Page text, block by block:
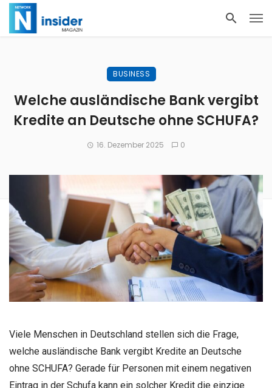
BUSINESS
Welche ausländische Bank vergibt
Kredite an Deutsche ohne SCHUFA?
16. Dezember 2025 0
Viele Menschen in Deutschland stellen sich die Frage,
welche ausländische Bank vergibt Kredite an Deutsche
ohne SCHUFA? Gerade für Personen mit einem negativen
Eintrag in der Schufa kann ein solcher Kredit die einzige